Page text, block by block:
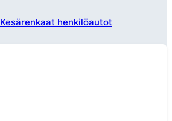
Kesärenkaat henkilöautot